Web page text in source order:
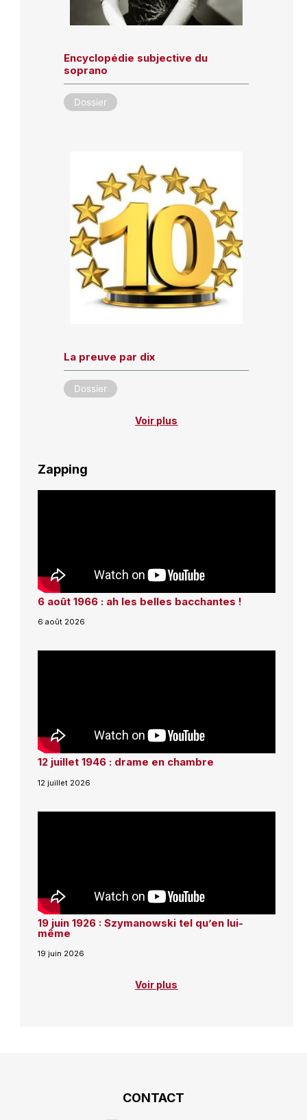
Encyclopédie subjective du
soprano
Dossier
La preuve par dix
Dossier
Voir plus
Zapping
6 août 1966 : ah les belles bacchantes !
6 août 2026
12 juillet 1946 : drame en chambre
12 juillet 2026
19 juin 1926 : Szymanowski tel qu’en lui-
même
19 juin 2026
Voir plus
CONTACT